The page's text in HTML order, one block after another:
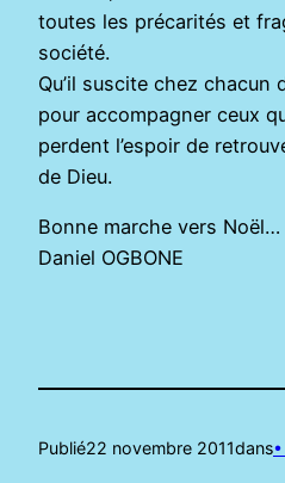
toutes les précarités et
société.
Qu’il suscite chez
pour accompagner ceux
perdent l’espoir de
de Dieu.
Bonne marche vers Noël…
Daniel OGBONE
Publié22 novembre 2011dans